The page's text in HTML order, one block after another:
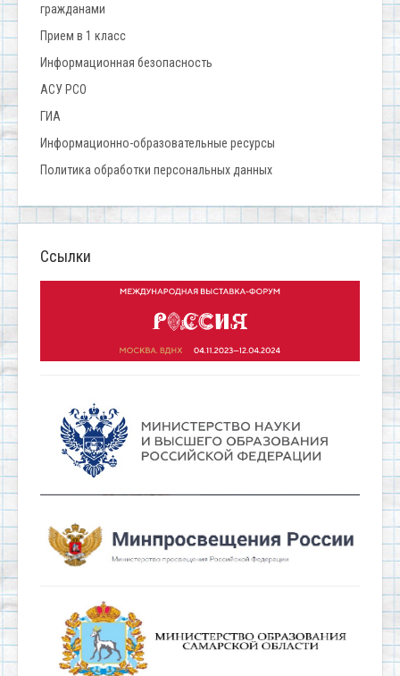
гражданами
Прием в 1 класс
Информационная безопасность
АСУ РСО
ГИА
Информационно-образовательные ресурсы
Политика обработки персональных данных
Ссылки